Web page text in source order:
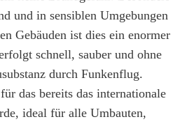
und in sensiblen Umgebungen
Gebäuden ist dies ein enormer
schnell, sauber und ohne
durch Funkenflug.
das bereits das internationale
ideal für alle Umbauten,